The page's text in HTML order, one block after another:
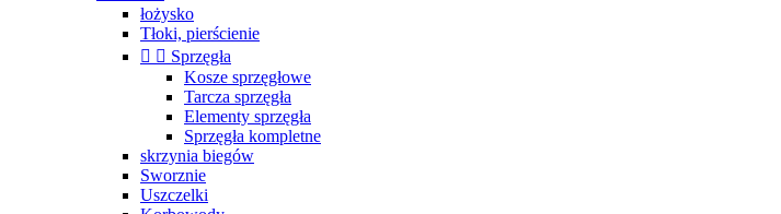
łożysko
Tłoki, pierścienie
  Sprzęgła
Kosze sprzęgłowe
Tarcza sprzęgła
Elementy sprzęgła
Sprzęgła kompletne
skrzynia biegów
Sworznie
Uszczelki